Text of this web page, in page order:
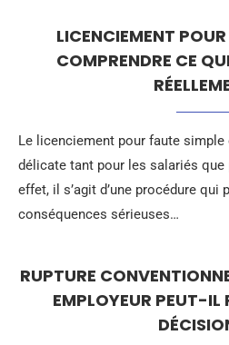
LICENCIEMENT
COMPRENDRE CE
Le licenciement pour faute
délicate tant pour les salariés que
effet, il s’agit d’une procédure qui
conséquences sérieuses…
RUPTURE
EMPLOYEUR PEUT-IL